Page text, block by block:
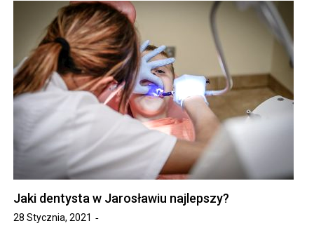
Jaki dentysta w Jarosławiu najlepszy?
28 Stycznia, 2021